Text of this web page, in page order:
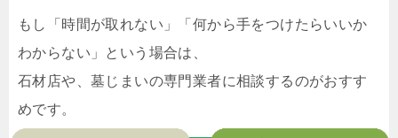
もし「時間が取れない」「何から手をつけたらいいか
わからない」という場合は、
石材店や、墓じまいの専門業者に相談するのがおすす
めです。